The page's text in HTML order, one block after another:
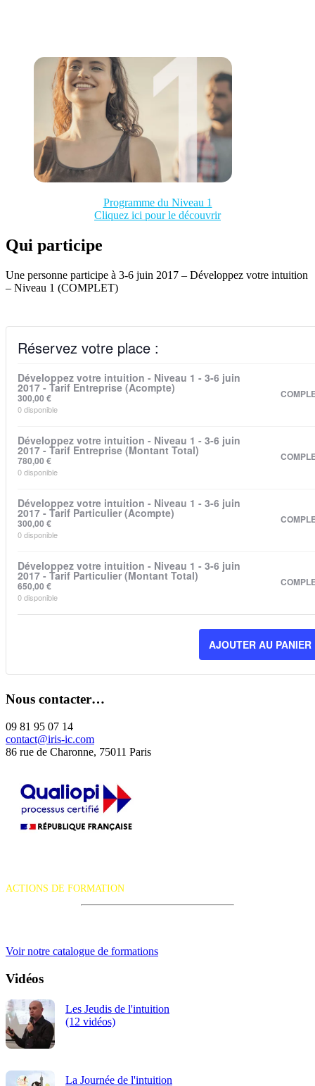
Programme du Niveau 1
Cliquez ici pour le découvrir
Qui participe
Une personne participe à 3-6 juin 2017 – Développez votre intuition
– Niveau 1 (COMPLET)
Réservez votre place :
Développez votre intuition - Niveau 1 - 3-6 juin
2017 - Tarif Entreprise (Acompte)
300,00 €
0disponible
Développez votre intuition - Niveau 1 - 3-6 juin
2017 - Tarif Entreprise (Montant Total)
780,00 €
0disponible
Développez votre intuition - Niveau 1 - 3-6 juin
2017 - Tarif Particulier (Acompte)
300,00 €
0disponible
Développez votre intuition - Niveau 1 - 3-6 juin
2017 - Tarif Particulier (Montant Total)
650,00 €
0disponible
AJOUTER AU PANIER
Nous contacter…
09 81 95 07 14
contact@iris-ic.com
86 rue de Charonne, 75011 Paris
ACTIONS DE FORMATION
Voir notre catalogue de formations
Vidéos
Les Jeudis de l'intuition
(12 vidéos)
La Journée de l'intuition